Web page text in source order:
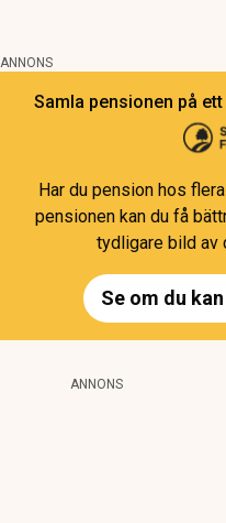
ANNONS
Samla pensionen på
Har du pension hos
pensionen kan du få
tydligare bild av
Se om du
ANNONS